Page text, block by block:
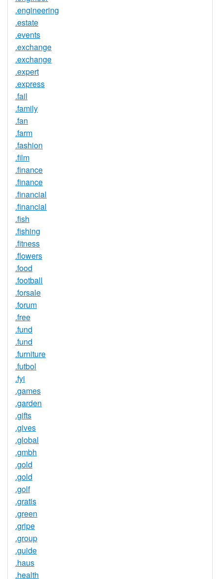
.engineering
.estate
.events
.exchange
.exchange
.expert
.express
.fail
.family
.fan
.farm
.fashion
.film
.finance
.finance
.financial
.financial
.fish
.fishing
.fitness
.flowers
.food
.football
.forsale
.forum
.free
.fund
.fund
.furniture
.futbol
.fyi
.games
.garden
.gifts
.gives
.global
.gmbh
.gold
.gold
.golf
.gratis
.green
.gripe
.group
.guide
.haus
.health